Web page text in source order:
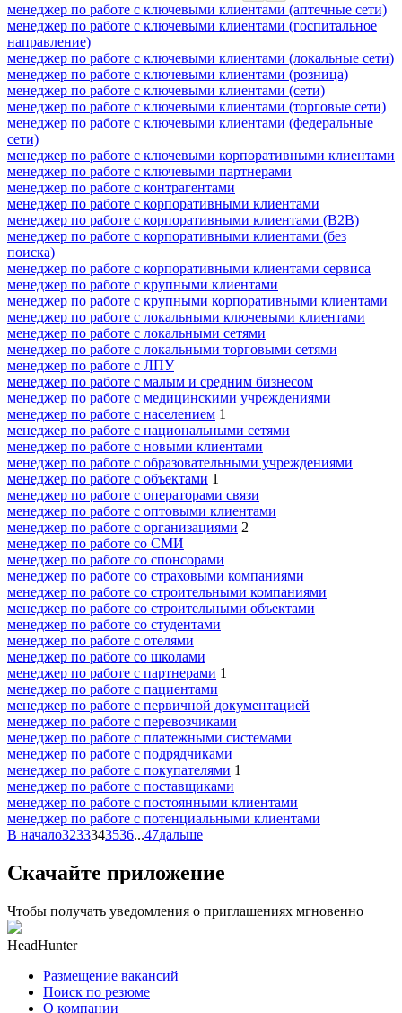
менеджер по работе с ключевыми клиентами (аптечные сети)
менеджер по работе с ключевыми клиентами (госпитальное
направление)
менеджер по работе с ключевыми клиентами (локальные сети)
менеджер по работе с ключевыми клиентами (розница)
менеджер по работе с ключевыми клиентами (сети)
менеджер по работе с ключевыми клиентами (торговые сети)
менеджер по работе с ключевыми клиентами (федеральные
сети)
менеджер по работе с ключевыми корпоративными клиентами
менеджер по работе с ключевыми партнерами
менеджер по работе с контрагентами
менеджер по работе с корпоративными клиентами
менеджер по работе с корпоративными клиентами (B2B)
менеджер по работе с корпоративными клиентами (без
поиска)
менеджер по работе с корпоративными клиентами сервиса
менеджер по работе с крупными клиентами
менеджер по работе с крупными корпоративными клиентами
менеджер по работе с локальными ключевыми клиентами
менеджер по работе с локальными сетями
менеджер по работе с локальными торговыми сетями
менеджер по работе с ЛПУ
менеджер по работе с малым и средним бизнесом
менеджер по работе с медицинскими учреждениями
менеджер по работе с населением 1
менеджер по работе с национальными сетями
менеджер по работе с новыми клиентами
менеджер по работе с образовательными учреждениями
менеджер по работе с объектами 1
менеджер по работе с операторами связи
менеджер по работе с оптовыми клиентами
менеджер по работе с организациями 2
менеджер по работе со СМИ
менеджер по работе со спонсорами
менеджер по работе со страховыми компаниями
менеджер по работе со строительными компаниями
менеджер по работе со строительными объектами
менеджер по работе со студентами
менеджер по работе с отелями
менеджер по работе со школами
менеджер по работе с партнерами 1
менеджер по работе с пациентами
менеджер по работе с первичной документацией
менеджер по работе с перевозчиками
менеджер по работе с платежными системами
менеджер по работе с подрядчиками
менеджер по работе с покупателями 1
менеджер по работе с поставщиками
менеджер по работе с постоянными клиентами
менеджер по работе с потенциальными клиентами
В начало3233343536...47дальше
Скачайте приложение
Чтобы получать уведомления о приглашениях мгновенно
HeadHunter
Размещение вакансий
Поиск по резюме
О компании